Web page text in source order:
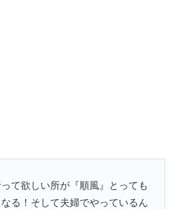
て欲しい所が『順風』とっても
る！そして夫婦でやっているん